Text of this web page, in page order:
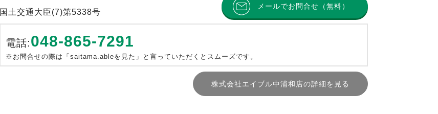
国土交通大臣(7)第5338号
メールでお問合せ（無料）
電話:048-865-7291
※お問合せの際は「saitama.ableを見た」と言っていただくとスムーズです。
株式会社エイブル中浦和店の詳細を見る